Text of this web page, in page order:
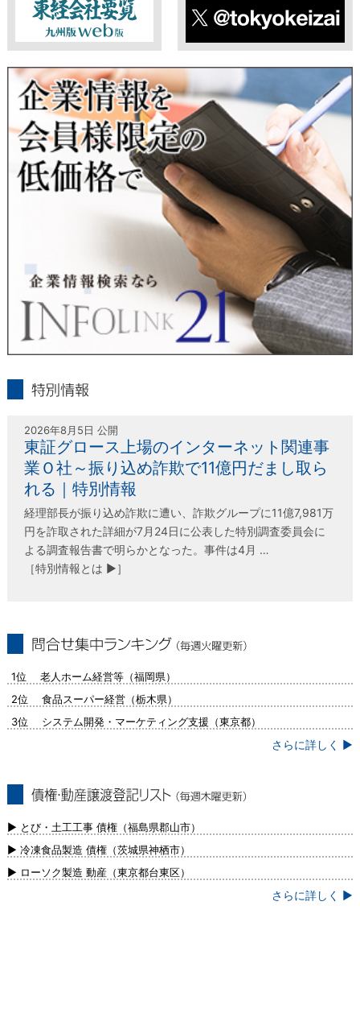
東経会社要覧web版 X
2026年8月5日 公開
東証グロース上場のインターネット関連事
業Ｏ社～振り込め詐欺で11億円だまし取ら
れる｜特別情報
経理部長が振り込め詐欺に遭い、詐欺グループに11億7,981万
円を詐取された詳細が7月24日に公表した特別調査委員会に
よる調査報告書で明らかとなった。事件は4月 …
［特別情報とは ▶］
1位 老人ホーム経営等（福岡県）
2位 食品スーパー経営（栃木県）
3位 システム開発・マーケティング支援（東京都）
さらに詳しく ▶
新）
▶ とび・土工工事 債権（福島県郡山市）
▶ 冷凍食品製造 債権（茨城県神栖市）
▶ ローソク製造 動産（東京都台東区）
さらに詳しく ▶